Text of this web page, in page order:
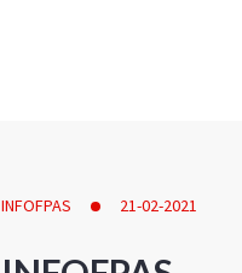
INFOFPAS 21-02-2021